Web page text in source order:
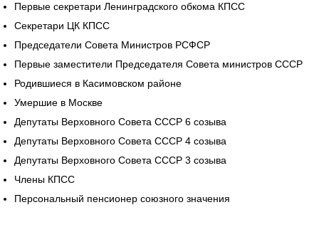
Первые секретари Ленинградского обкома КПСС
Секретари ЦК КПСС
Председатели Совета Министров РСФСР
Первые заместители Председателя Совета министров СССР
Родившиеся в Касимовском районе
Умершие в Москве
Депутаты Верховного Совета СССР 6 созыва
Депутаты Верховного Совета СССР 4 созыва
Депутаты Верховного Совета СССР 3 созыва
Члены КПСС
Персональный пенсионер союзного значения